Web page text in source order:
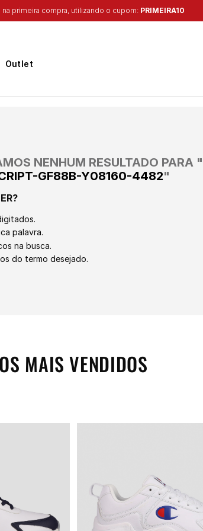
na primeira compra, utilizando o cupom: PRIMEIRA10
Outlet
NENHUM RESULTADO PARA "
GF88B-Y08160-4482"
palavra.
na busca.
do termo desejado.
OS MAIS VENDIDOS